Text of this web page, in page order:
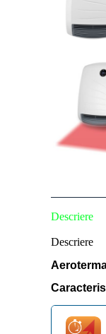
Descriere
Descriere